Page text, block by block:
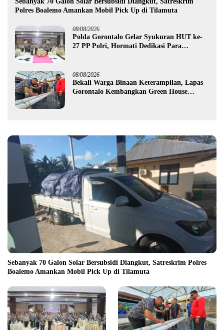
Polres Boalemo Amankan Mobil Pick Up di Tilamuta
08/08/2026
Polda Gorontalo Gelar Syukuran HUT ke-
27 PP Polri, Hormati Dedikasi Para
08/08/2026
Bekali Warga Binaan Keterampilan, Lapas
Gorontalo Kembangkan Green House
Sebanyak 70 Galon Solar Bersubsidi Diangkut, Satreskrim Polres
Boalemo Amankan Mobil Pick Up di Tilamuta